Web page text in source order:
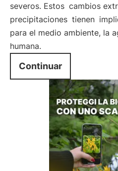
severos. Estos cambios
precipitaciones tienen
para el medio ambiente, la
humana.
Continuar